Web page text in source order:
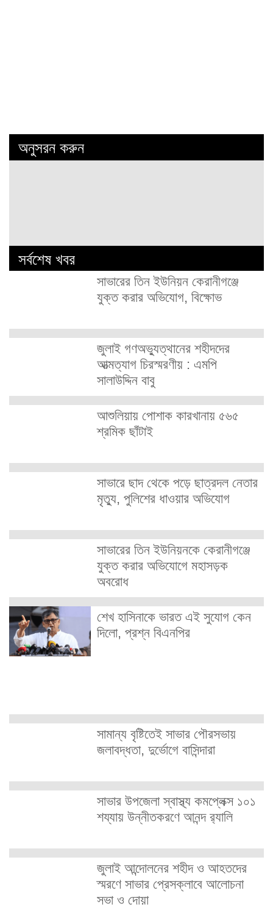
অনুসরন করুন
সর্বশেষ খবর
সাভারের তিন ইউনিয়ন কেরানীগঞ্জে
যুক্ত করার অভিযোগ, বিক্ষোভ
জুলাই গণঅভ্যুত্থানের শহীদদের
আত্মত্যাগ চিরস্মরণীয় : এমপি
সালাউদ্দিন বাবু
আশুলিয়ায় পোশাক কারখানায় ৫৬৫
শ্রমিক ছাঁটাই
সাভারে ছাদ থেকে পড়ে ছাত্রদল নেতার
মৃত্যু, পুলিশের ধাওয়ার অভিযোগ
সাভারের তিন ইউনিয়নকে কেরানীগঞ্জে
যুক্ত করার অভিযোগে মহাসড়ক
অবরোধ
শেখ হাসিনাকে ভারত এই সুযোগ কেন
দিলো, প্রশ্ন বিএনপির
সামান্য বৃষ্টিতেই সাভার পৌরসভায়
জলাবদ্ধতা, দুর্ভোগে বাসিন্দারা
সাভার উপজেলা স্বাস্থ্য কমপ্লেক্স ১০১
শয্যায় উন্নীতকরণে আনন্দ র‍্যালি
জুলাই আন্দোলনের শহীদ ও আহতদের
স্মরণে সাভার প্রেসক্লাবে আলোচনা
সভা ও দোয়া